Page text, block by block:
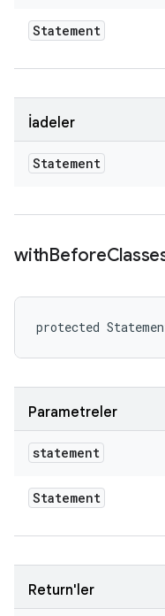
Statement
İadeler
Statement
withBefore
protected
Parametreler
statement
Statement
Return'ler